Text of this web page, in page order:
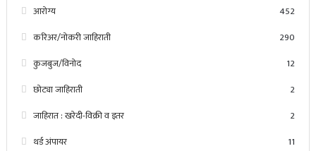
आरोग्य
452
करिअर/नोकरी जाहिराती
290
कुजबुज/विनोद
12
छोट्या जाहिराती
2
जाहिरात : खरेदी-विक्री व इतर
2
थर्ड अंपायर
11